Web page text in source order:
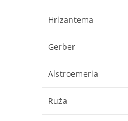
Hrizantema
Gerber
Alstroemeria
Ruža